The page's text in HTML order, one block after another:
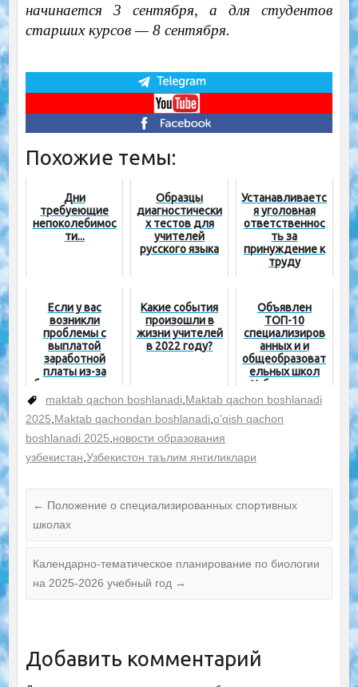
начинается 3 сентября, а для студентов
старших курсов — 8 сентября.
Похожие темы:
Дни
требуеющие
непоколебимос
ти...
Образцы
диагностически
х тестов для
учителей
русского языка
Устанавливаетс
я уголовная
ответственнос
ть за
принуждение к
труду
Если у вас
возникли
проблемы с
выплатой
заработной
платы из-за
безответствен
ности на
местах,
обратитесь
напрямую в
департамент
Какие события
произошли в
жизни учителей
в 2022 году?
Объявлен
ТОП-10
специализиров
анных и и
общеобразоват
ельных школ
Узбекистана
maktab qachon boshlanadi Maktab qachon boshlanadi
2025 Maktab qachondan boshlanadi o'qish qachon
boshlanadi 2025 новости образования
узбекистан Узбекистон таълим янгиликлари
← Положение о специализированных спортивных
школах
Календарно-тематическое планирование по биологии
на 2025-2026 учебный год →
Добавить комментарий